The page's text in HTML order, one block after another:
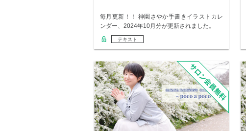
毎月更新！！ 神園さやか手書きイラストカレ
ンダー、2024年10月分が更新されました。
テキスト